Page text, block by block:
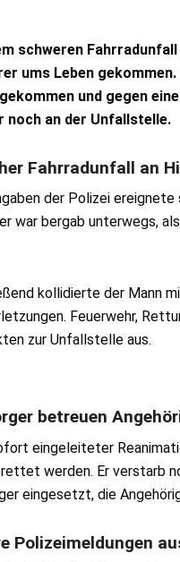
schweren
ums Leben
und gegen
noch an der Unfallstelle.
Fahrradunfall an
der Polizei
war bergab unterwegs,
kollidierte der Mann
Feuerwehr,
zur Unfallstelle aus.
betreuen
eingeleiteter
werden. Er verstarb
eingesetzt, die
Polizeimeldungen